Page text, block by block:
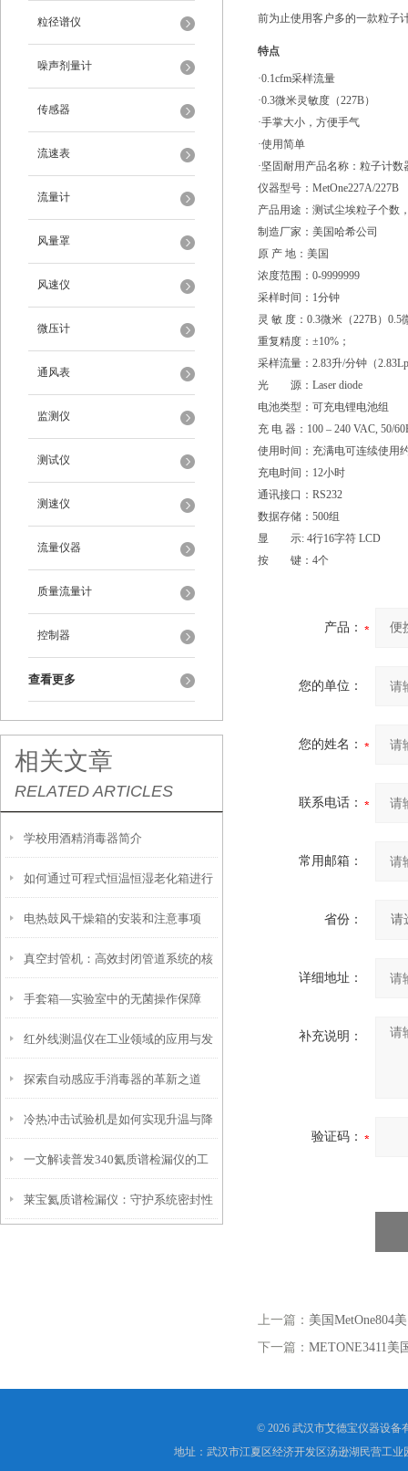
粒径谱仪
噪声剂量计
传感器
流速表
流量计
风量罩
风速仪
微压计
通风表
监测仪
测试仪
测速仪
流量仪器
质量流量计
控制器
查看更多
相关文章
RELATED ARTICLES
学校用酒精消毒器简介
如何通过可程式恒温恒湿老化箱进行
精确的环境测试
电热鼓风干燥箱的安装和注意事项
真空封管机：高效封闭管道系统的核
心设备
手套箱—实验室中的无菌操作保障
红外线测温仪在工业领域的应用与发
展前景
探索自动感应手消毒器的革新之道
冷热冲击试验机是如何实现升温与降
温的过程？
一文解读普发340氦质谱检漏仪的工
作原理
莱宝氦质谱检漏仪：守护系统密封性
前为止使用客户多的一款粒子
特点
·0.1cfm采样流量
·0.3微米灵敏度（227B）
·手掌大小，方便手气
·使用简单
·坚固耐用 产品名称：粒子计数
仪器型号：MetOne227A/227B
产品用途：测试尘埃粒子个数
制造厂家：美国哈希公司
原 产 地：美国
浓度范围：0-9999999
采样时间：1分钟
灵 敏 度：0.3微米（227B）0.5
重复精度：±10%；
采样流量：2.83升/分钟（
光 源：Laser diode
电池类型：可充电锂电池组
充 电 器：100 – 240 VAC, 50/
使用时间：充满电可连续使用
充电时间：12小时
通讯接口：RS232
数据存储：500组
显 示: 4行16字符 LCD
按 键：4个
产品：
您的单位：
您的姓名：
联系电话：
常用邮箱：
省份：
详细地址：
补充说明：
验证码：
上一篇： 美国MetOne804
下一篇： METONE3411美
© 2026 武汉市艾德宝仪器设备
地址：武汉市江夏区经济开发区汤逊湖民营工业